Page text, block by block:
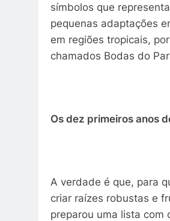
símbolos que
pequenas adaptações
em regiões tropicais,
chamados Bodas do
Os dez primeiros anos
A verdade é que, para
criar raízes robustas e
preparou uma lista com